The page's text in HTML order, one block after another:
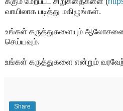
வாயிலாக படித்து மகிழுங்கள்.
உங்கள் கருத்துகளையும்
செய்யவும்.
உங்கள் கருத்துகளை என்றும்
Share